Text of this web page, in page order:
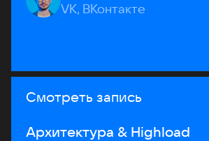
VK, ВКонтакте
Смотреть запись
Архитектура & Highload